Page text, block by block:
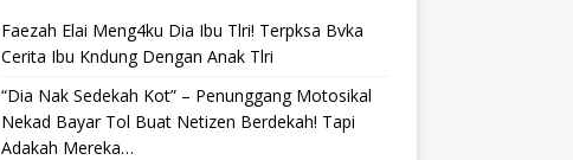
Faezah Elai Meng4ku Dia Ibu Tlri! Terpksa Bvka
Cerita Ibu Kndung Dengan Anak Tlri
“Dia Nak Sedekah Kot” – Penunggang Motosikal
Nekad Bayar Tol Buat Netizen Berdekah! Tapi
Adakah Mereka…